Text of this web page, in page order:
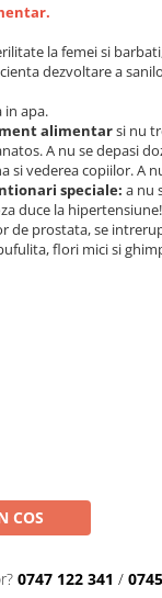
la femei si
dezvoltare a
in apa.
alimentarsi nu
A nu se depasi
si vederea copiilor. A
speciale: a nu
duce la
de prostata, se
flori mici si
COS
0747 122 341 /